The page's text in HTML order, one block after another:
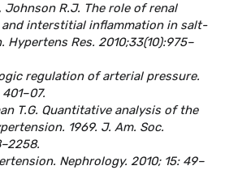
R.J. The role of renal
and interstitial inflammation in salt-
Res. 2010;33(10):975–
regulation of arterial pressure.
T.G. Quantitative analysis of the
1969. J. Am. Soc.
Nephrology. 2010; 15: 49–